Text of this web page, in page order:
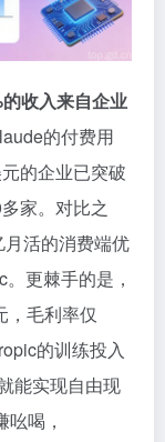
收入来自企业
的付费用
的企业已突破
家。对比之
活的消费端优
更棘手的是，
，毛利率仅
的训练投入
能实现自由现
喝，